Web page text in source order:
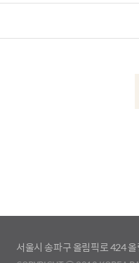
서울시 송파구 올림픽로 424